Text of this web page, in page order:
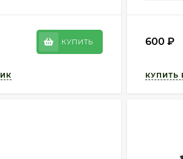
КУПИТЬ 600₽